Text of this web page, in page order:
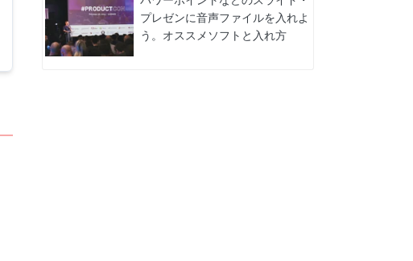
プレゼンに音声ファイルを入れよ
う。オススメソフトと入れ方